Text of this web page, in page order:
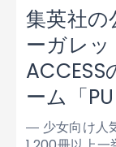
集英社
ーガレ
ーム「
― 少女向け人